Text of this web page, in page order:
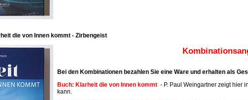
die von Innen kommt - Zirbengeist
Bei den Kombinationen bezahlen Sie eine Ware und erhalten als
Buch: Klarheit die von Innen kommt - P. Paul Weingartner zeigt hier
kann.